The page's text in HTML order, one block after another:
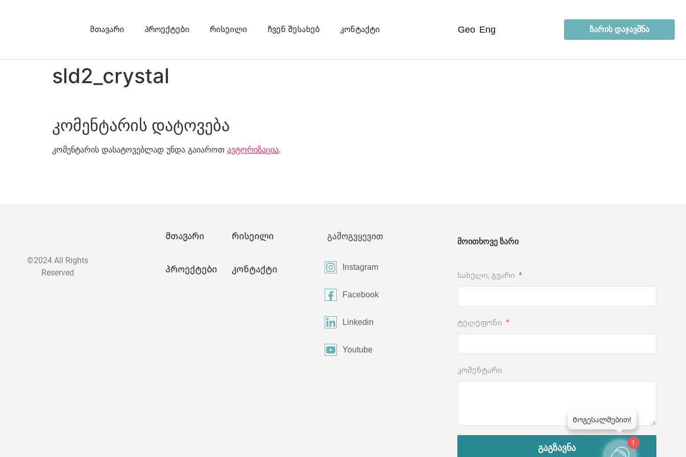
მთავარი პროექტები რისეილი ჩვენ შესახებ კონტაქტი geo eng ზარის დაჯავშნა
sld2_crystal
კომენტარის დატოვება
კომენტარის დასატოვებლად უნდა გაიაროთ ავტორიზაცია.
©2024 All Rights
Reserved
მთავარი
პროექტები
რისეილი
კონტაქტი
გამოგვყევით
Instagram
Facebook
Linkedin
Youtube
მოითხოვე ზარი
სახელი, გვარი
ტელეფონი
კომენტარი
გაგზავნა 1